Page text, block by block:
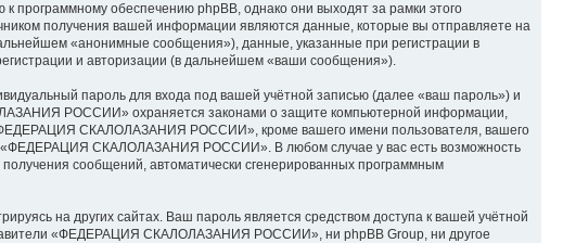
обеспечению phpBB, однако они выходят за рамки этого
получения вашей информации являются данные, которые вы отправляете на
«анонимные сообщения»), данные, указанные при регистрации в
и авторизации (в дальнейшем «ваши сообщения»).
пароль для входа под вашей учётной записью (далее «ваш пароль») и
РОССИИ» охраняется законами о защите компьютерной информации,
СКАЛОЛАЗАНИЯ РОССИИ», кроме вашего имени пользователя, вашего
«ФЕДЕРАЦИЯ СКАЛОЛАЗАНИЯ РОССИИ». В любом случае у вас есть возможность
сообщений, автоматически сгенерированных программным
на других сайтах. Ваш пароль является средством доступа к вашей учётной
«ФЕДЕРАЦИЯ СКАЛОЛАЗАНИЯ РОССИИ», ни phpBB Group, ни другое